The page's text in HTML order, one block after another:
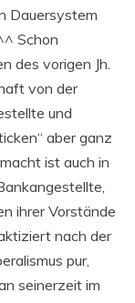
Dauersystem
Schon
des vorigen Jh.
von der
und
aber ganz
ist auch in
ihrer Vorstände
nach der
pur,
seinerzeit im